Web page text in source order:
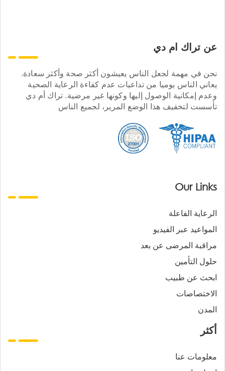
عن تراك ام دي
نحن في مهمة لجعل الناس يعيشون أكثر صحة وأكثر سعادة.
يعاني الناس يوميا من تداعيات عدم كفاءة الرعاية الصحية
وعدم إمكانية الوصول إليها وكونها غير مرضية. تراك أم دي
تأسست لتخفيف هذا الوضع المرير، لجميع الناس
Our Links
الرعاية الفاعلة
المواعيد عبر الفيديو
مراقبة المرضى عن بعد
حلول التأمين
ابحث عن طبيب
الاختصاصات
المدن
أكثر
معلومات عنا